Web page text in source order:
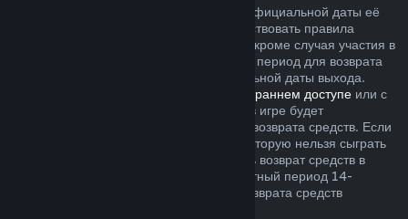
Если вы приобретаете игру в Steam до официальной даты её
выхода, для возврата средств будут действовать правила
двухчасового лимита игрового времени (кроме случая участия в
бета-тестировании), однако 14-дневный период для возврата
средств начнётся только после официальной даты выхода.
раннем доступеили с
, всё время в игре будет
засчитываться в двухчасовой лимит для возврата средств. Если
вы оформляете предзаказ для игры, в которую нельзя сыграть
до даты её выхода, вы можете запросить возврат средств в
любой момент до её выпуска, а стандартный период 14-
дневного и двухчасового лимитов для возврата средств